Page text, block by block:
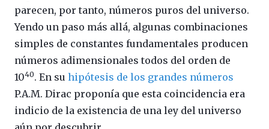
parecen, por tanto, números puros del universo.
Yendo un paso más allá, algunas combinaciones
simples de constantes fundamentales producen
números adimensionales todos del orden de
1040. En su hipótesis de los grandes números
P.A.M. Dirac proponía que esta coincidencia era
indicio de la existencia de una ley del universo